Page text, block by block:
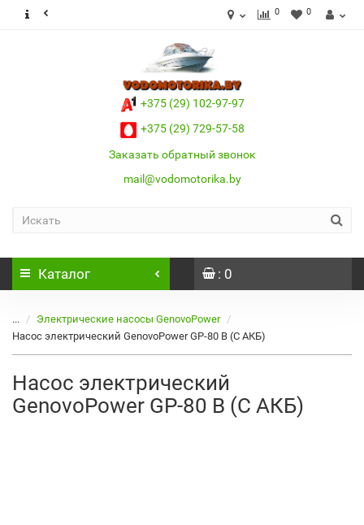
0 0
+375 (29) 102-97-97
+375 (29) 729-57-58
Заказать обратный звонок
mail@vodomotorika.by
Каталог : 0
...
Электрические насосы GenovoPower
Насос электрический GenovoPower GP-80 B (С АКБ)
Насос электрический
GenovoPower GP-80 B (С АКБ)